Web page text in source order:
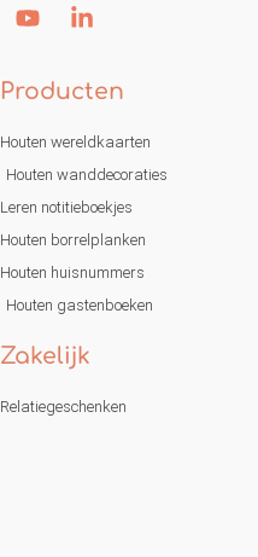
Producten
Houten wereldkaarten
Houten wanddecoraties
Leren notitieboekjes
Houten borrelplanken
Houten huisnummers
Houten gastenboeken
Zakelijk
Relatiegeschenken